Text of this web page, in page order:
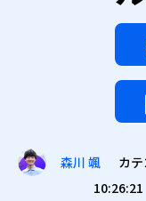
森川 颯 カテ
10:26:21